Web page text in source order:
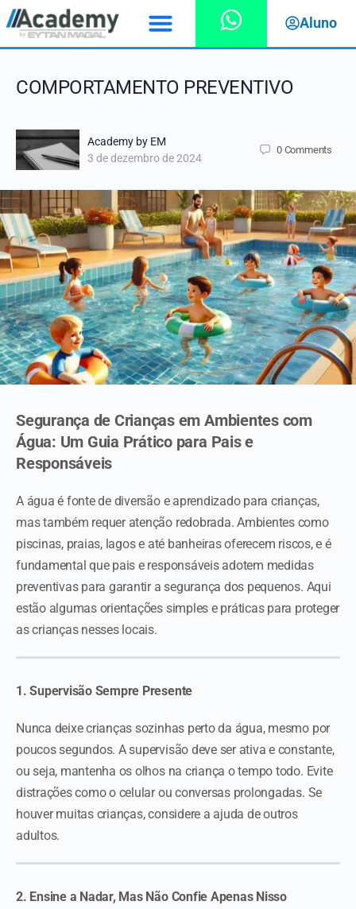
Aluno
COMPORTAMENTO PREVENTIVO
Academy by EM
3 de dezembro de 2024
0 Comments
Segurança de Crianças em Ambientes com
Água: Um Guia Prático para Pais e
Responsáveis
A água é fonte de diversão e aprendizado para crianças,
mas também requer atenção redobrada. Ambientes como
piscinas, praias, lagos e até banheiras oferecem riscos, e é
fundamental que pais e responsáveis adotem medidas
preventivas para garantir a segurança dos pequenos. Aqui
estão algumas orientações simples e práticas para proteger
as crianças nesses locais.
1. Supervisão Sempre Presente
Nunca deixe crianças sozinhas perto da água, mesmo por
poucos segundos. A supervisão deve ser ativa e constante,
ou seja, mantenha os olhos na criança o tempo todo. Evite
distrações como o celular ou conversas prolongadas. Se
houver muitas crianças, considere a ajuda de outros
adultos.
2. Ensine a Nadar, Mas Não Confie Apenas Nisso